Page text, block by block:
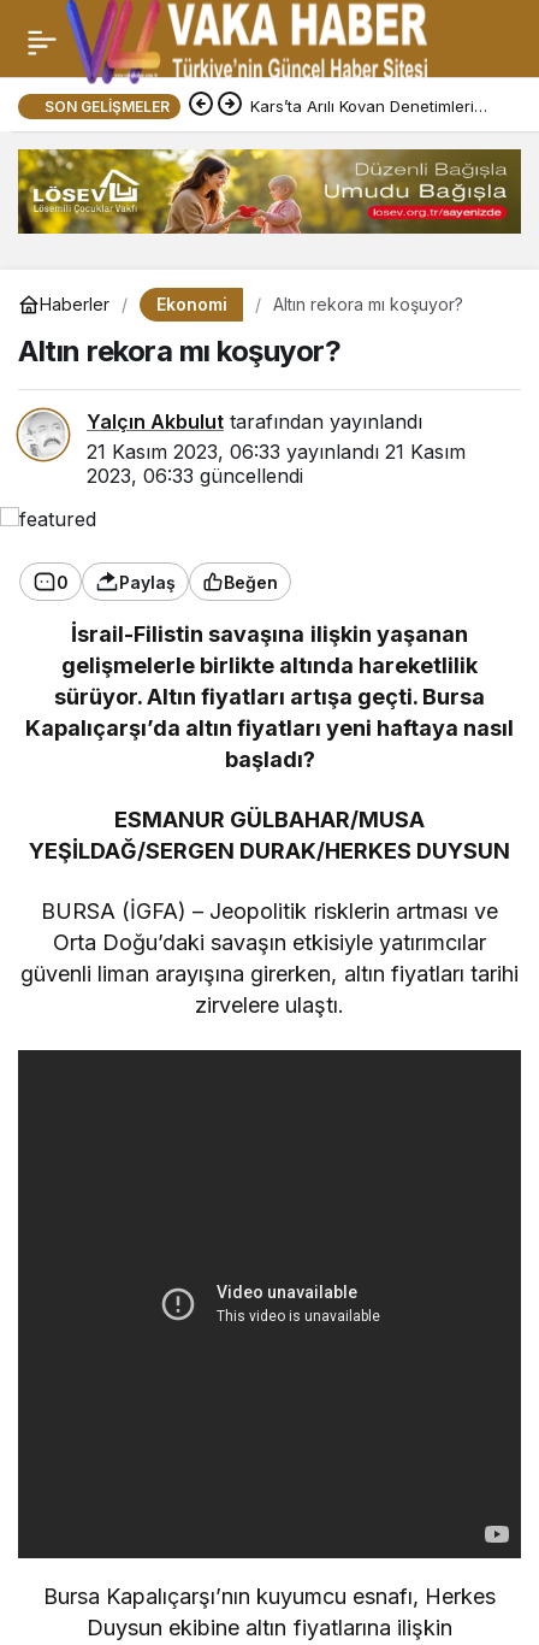
SON GELIŞMELER Kars’ta Arılı Kovan Denetimleri
Sürüyor
Haberler Ekonomi Altın rekora mı koşuyor?
Altın rekora mı koşuyor?
Yalçın Akbulut tarafından yayınlandı
21 Kasım 2023, 06:33 yayınlandı 21 Kasım
2023, 06:33 güncellendi
0 Paylaş Beğen
İsrail-Filistin savaşına ilişkin yaşanan
gelişmelerle birlikte altında hareketlilik
sürüyor. Altın fiyatları artışa geçti. Bursa
Kapalıçarşı’da altın fiyatları yeni haftaya nasıl
başladı?
ESMANUR GÜLBAHAR/MUSA
YEŞİLDAĞ/SERGEN DURAK/HERKES DUYSUN
BURSA (İGFA) – Jeopolitik risklerin artması ve
Orta Doğu’daki savaşın etkisiyle yatırımcılar
güvenli liman arayışına girerken, altın fiyatları tarihi
zirvelere ulaştı.
Bursa Kapalıçarşı’nın kuyumcu esnafı, Herkes
Duysun ekibine altın fiyatlarına ilişkin